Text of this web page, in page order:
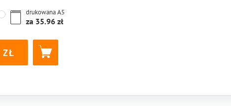
drukowanaA5
za 35.96